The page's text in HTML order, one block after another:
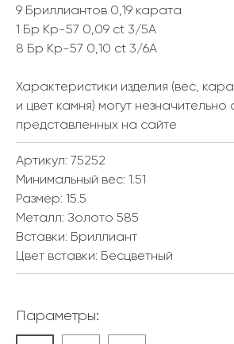
9 Бриллиантов 0,19 карата
1 Бр Кр-57 0,09 ct 3/5А
8 Бр Кр-57 0,10 ct 3/6А
Характеристики изделия (вес,
и цвет камня) могут незначительно
представленных на сайте
Артикул: 75252
Минимальный вес: 1.51
Размер: 15.5
Металл: Золото 585
Вставки: Бриллиант
Цвет вставки: Бесцветный
Параметры: